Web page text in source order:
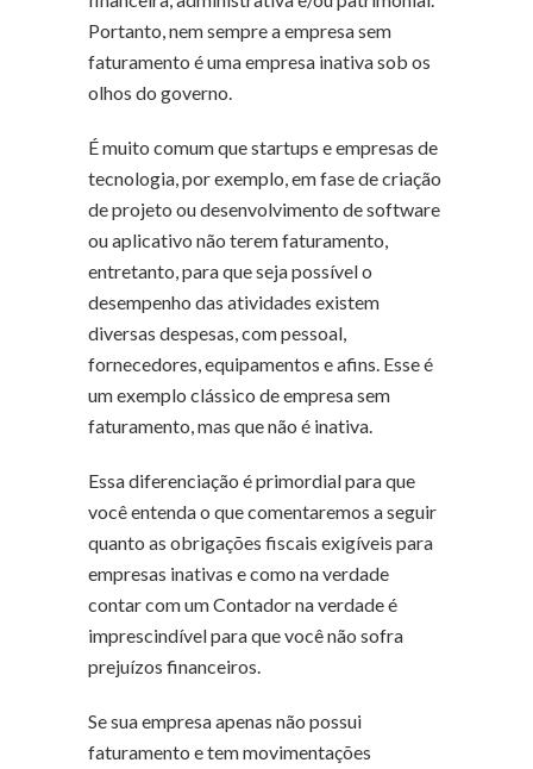
Portanto, nem sempre a empresa sem
faturamento é uma empresa inativa sob os
olhos do governo.
É muito comum que startups e empresas de
tecnologia, por exemplo, em fase de criação
de projeto ou desenvolvimento de software
ou aplicativo não terem faturamento,
entretanto, para que seja possível o
desempenho das atividades existem
diversas despesas, com pessoal,
fornecedores, equipamentos e afins. Esse é
um exemplo clássico de empresa sem
faturamento, mas que não é inativa.
Essa diferenciação é primordial para que
você entenda o que comentaremos a seguir
quanto as obrigações fiscais exigíveis para
empresas inativas e como na verdade
contar com um Contador na verdade é
imprescindível para que você não sofra
prejuízos financeiros.
Se sua empresa apenas não possui
faturamento e tem movimentações